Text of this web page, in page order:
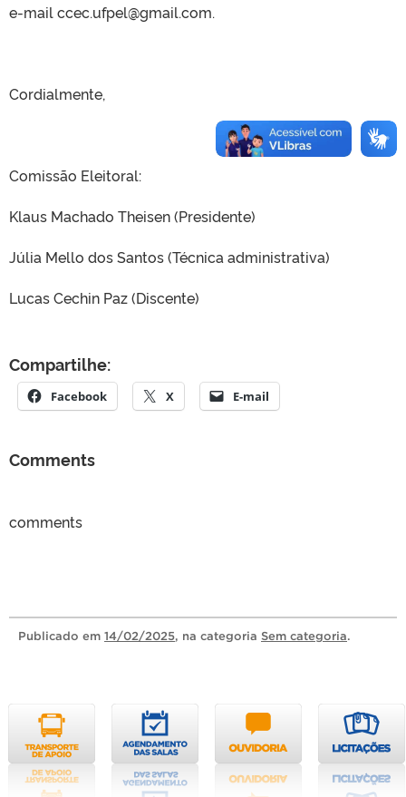
e-mail ccec.ufpel@gmail.com.
Cordialmente,
Comissão Eleitoral:
Klaus Machado Theisen (Presidente)
Júlia Mello dos Santos (Técnica administrativa)
Lucas Cechin Paz (Discente)
Compartilhe:
Facebook X E-mail
Comments
comments
Publicado em 14/02/2025, na categoria Sem categoria.